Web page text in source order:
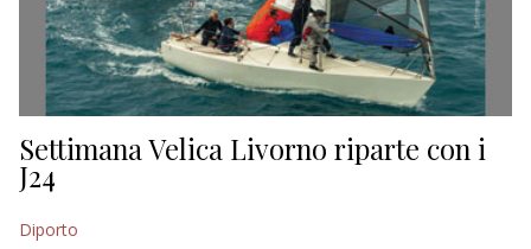
ECONOMIA
TURISMO
CULTURA
NAUTICA
Settimana Velica Livorno riparte con i
J24
Diporto